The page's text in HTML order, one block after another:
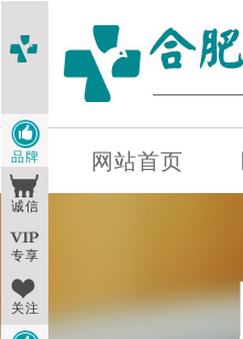
网站首页
品牌
诚信
专享
关注